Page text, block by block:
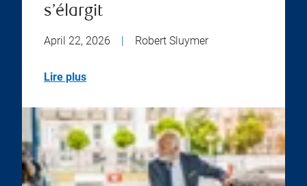
s’élargit
April 22, 2026 Robert Sluymer
Lire plus